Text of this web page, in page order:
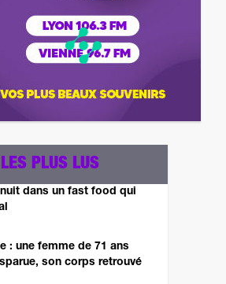
LES PLUS LUS
dans un fast food qui
: une femme de 71 ans
son corps retrouvé